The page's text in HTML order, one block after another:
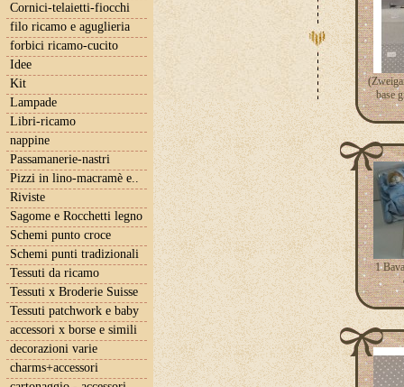
Cornici-telaietti-fiocchi
filo ricamo e aguglieria
forbici ricamo-cucito
Idee
Kit
Lampade
Libri-ricamo
nappine
Passamanerie-nastri
Pizzi in lino-macramè e..
Riviste
Sagome e Rocchetti legno
Schemi punto croce
Schemi punti tradizionali
Tessuti da ricamo
Tessuti x Broderie Suisse
Tessuti patchwork e baby
accessori x borse e simili
decorazioni varie
charms+accessori
base
1